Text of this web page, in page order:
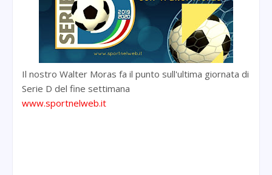
Il nostro Walter Moras fa il punto sull'ultima giornata di
Serie D del fine settimana
www.sportnelweb.it